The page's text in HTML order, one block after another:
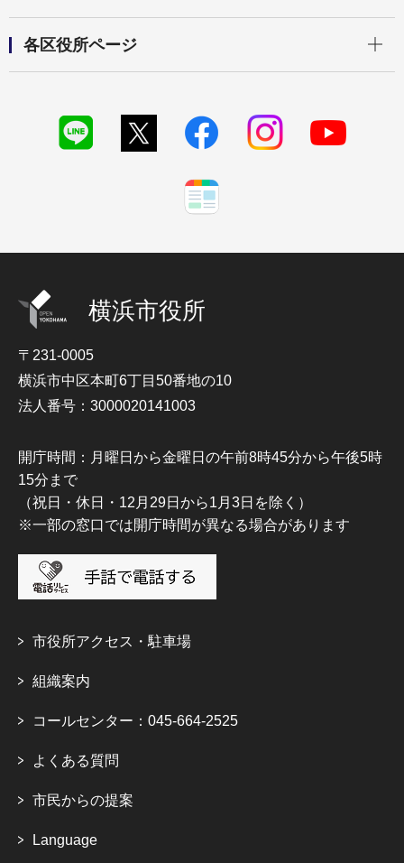
各区役所ページ
横浜市役所
〒231-0005
横浜市中区本町6丁目50番地の10
法人番号：3000020141003
開庁時間：月曜日から金曜日の午前8時45分から午後5時
15分まで
（祝日・休日・12月29日から1月3日を除く）
※一部の窓口では開庁時間が異なる場合があります
市役所アクセス・駐車場
組織案内
コールセンター：045-664-2525
よくある質問
市民からの提案
Language